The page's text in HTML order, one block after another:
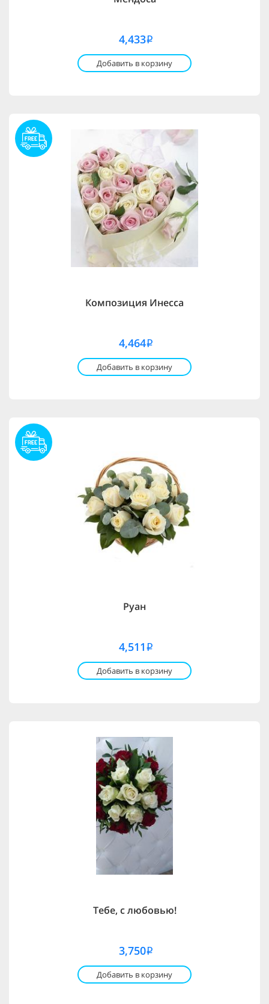
4,433i
Добавить в корзину
Композиция Инесса
4,464i
Добавить в корзину
Руан
4,511 i
Добавить в корзину
Тебе, с любовью!
3,750i
Добавить в корзину